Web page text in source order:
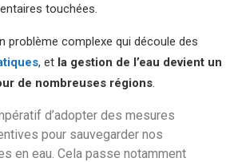
touchées.
problème complexe qui découle des
, et la gestion de l’eau devient un
de nombreuses régions.
d’adopter des mesures
pour sauvegarder nos
en eau. Cela passe notamment